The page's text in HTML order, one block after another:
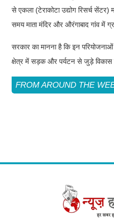
से एकला (टेराकोटा उद्योग रिसर्च सेंटर)
समय माता मंदिर और औरंगाबाद गांव में
सरकार का मानना है कि इन
क्षेत्र में सड़क और पर्यटन से जुड़े विकास
FROM AROUND THE